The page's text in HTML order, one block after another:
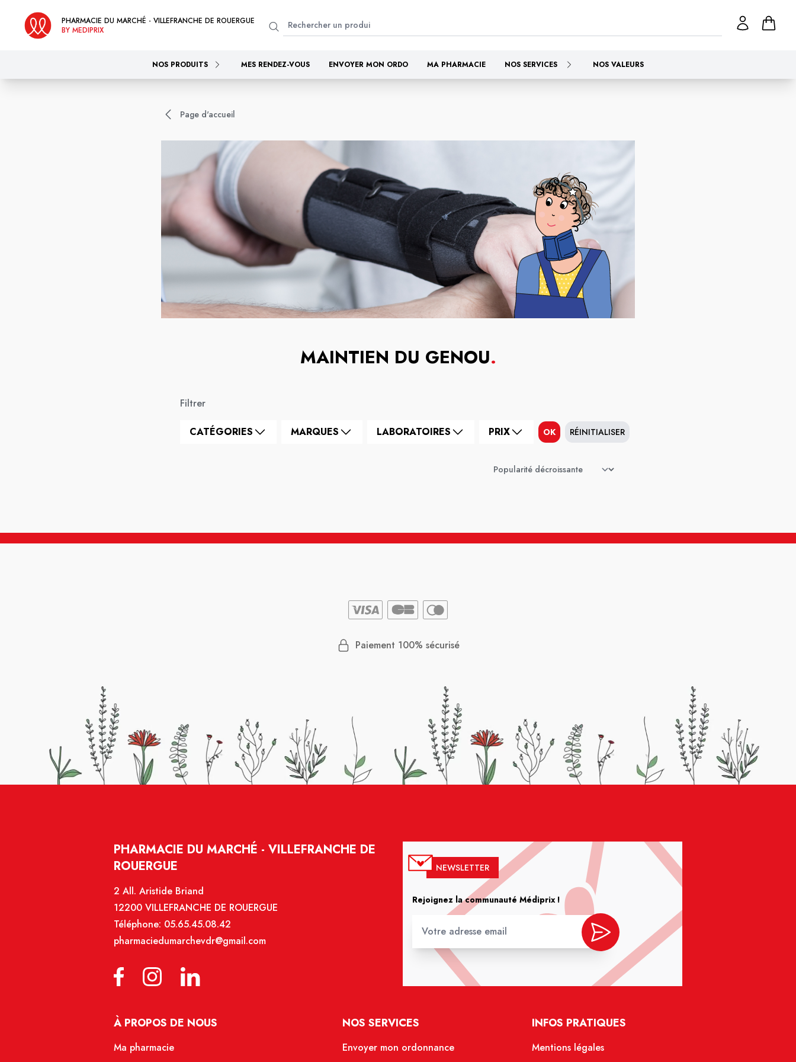
PHARMACIE DU MARCHÉ - VILLEFRANCHE DE ROUERGUE
BY MEDIPRIX
NOS PRODUITS MES RENDEZ-VOUS ENVOYER MON ORDO MA PHARMACIE NOS SERVICES NOS VALEURS
Page d'accueil
MAINTIEN DU GENOU.
Filtrer
CATÉGORIES MARQUES LABORATOIRES PRIX OK RÉINITIALISER
Paiement 100% sécurisé
PHARMACIE DU MARCHÉ - VILLEFRANCHE DE
ROUERGUE
2 All. Aristide Briand
12200 VILLEFRANCHE DE ROUERGUE
Téléphone: 05.65.45.08.42
pharmaciedumarchevdr@gmail.com
NEWSLETTER
Rejoignez la communauté Médiprix !
À PROPOS DE NOUS
Ma pharmacie
NOS SERVICES
Envoyer mon ordonnance
INFOS PRATIQUES
Mentions légales